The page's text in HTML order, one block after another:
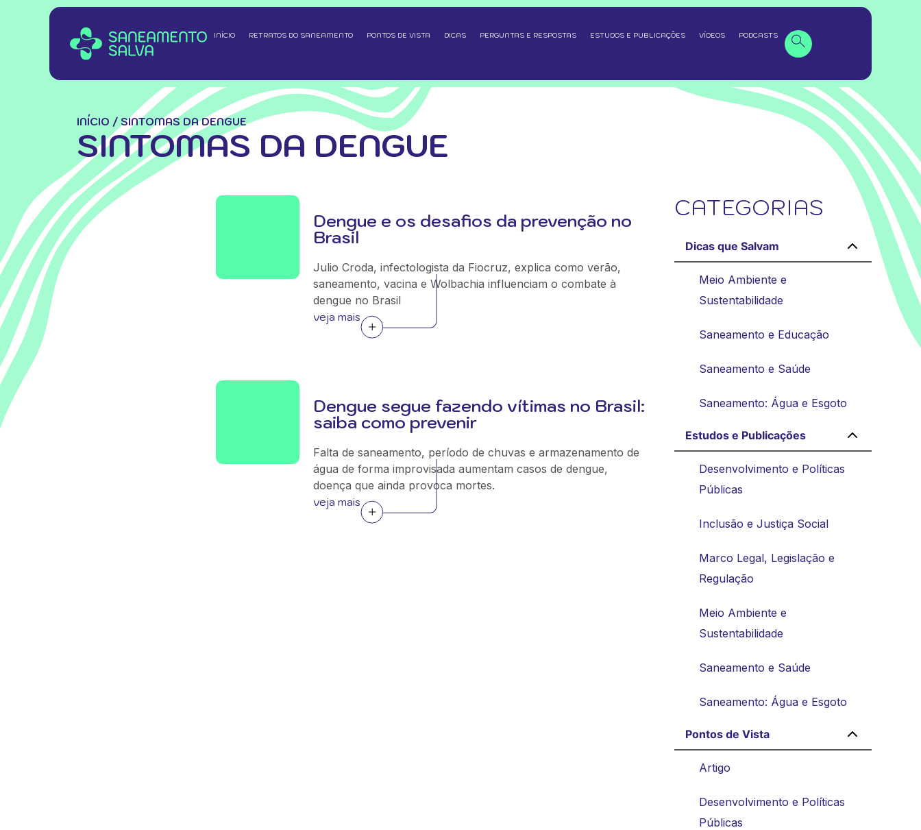
INÍCIO RETRATOS DO SANEAMENTO PONTOS DE VISTA DICAS PERGUNTAS E RESPOSTAS ESTUDOS E PUBLICAÇÕES VÍDEOS PODCASTS
INÍCIO / SINTOMAS DA DENGUE
SINTOMAS DA DENGUE
Dengue e os desafios da prevenção no
Brasil
Julio Croda, infectologista da Fiocruz, explica como verão,
saneamento, vacina e Wolbachia influenciam o combate à
dengue no Brasil
veja mais
Dengue segue fazendo vítimas no Brasil:
saiba como prevenir
Falta de saneamento, período de chuvas e armazenamento de
água de forma improvisada aumentam casos de dengue,
doença que ainda provoca mortes.
veja mais
CATEGORIAS
Dicas que Salvam
Meio Ambiente e
Sustentabilidade
Saneamento e Educação
Saneamento e Saúde
Saneamento: Água e Esgoto
Estudos e Publicações
Desenvolvimento e Políticas
Públicas
Inclusão e Justiça Social
Marco Legal, Legislação e
Regulação
Meio Ambiente e
Sustentabilidade
Saneamento e Saúde
Saneamento: Água e Esgoto
Pontos de Vista
Artigo
Desenvolvimento e Políticas
Públicas